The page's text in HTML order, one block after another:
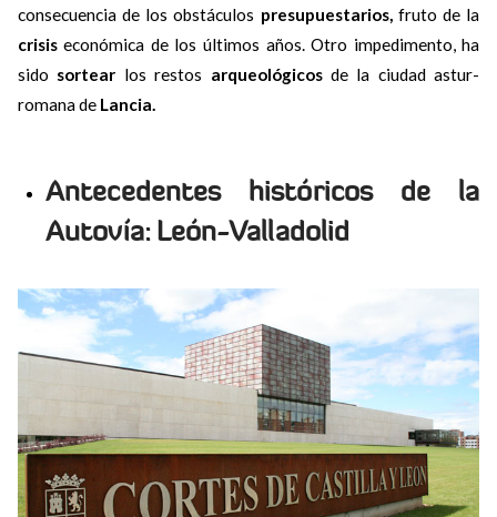
consecuencia de los obstáculos presupuestarios,fruto de la
crisiseconómica de los últimos años. Otro impedimento, ha
sido sortear los restos arqueológicosde la ciudad astur-
romana de Lancia.
Antecedentes históricos de la
Autovía: León-Valladolid